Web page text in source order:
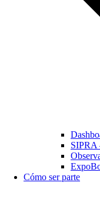
SIPRA
Cómo ser parte